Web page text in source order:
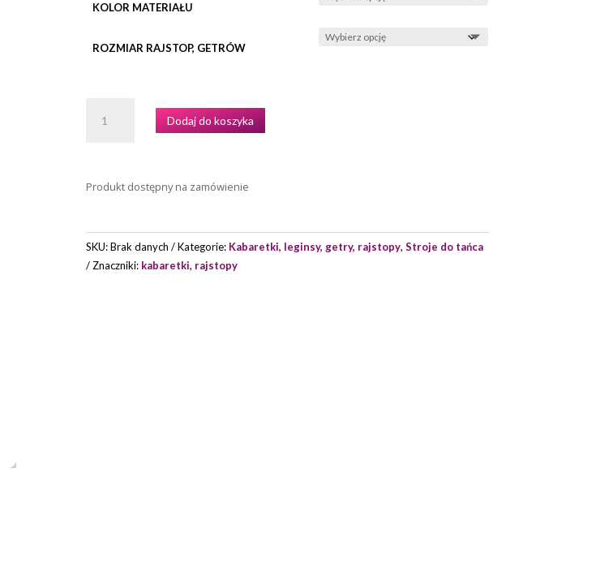
KOLOR MATERIAŁU
ROZMIAR RAJSTOP, GETRÓW
KABARETKI
0816
Dodaj do koszyka
Produkt dostępny na zamówienie
SKU:Brak danych Kategorie: Kabaretki, leginsy, getry, rajstopy,Stroje do tańca
Znaczniki: kabaretki, rajstopy